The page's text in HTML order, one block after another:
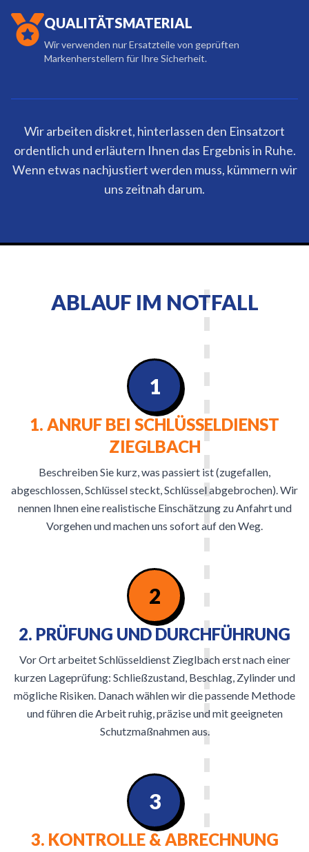
QUALITÄTSMATERIAL
Wir verwenden nur Ersatzteile von geprüften
Markenherstellern für Ihre Sicherheit.
Wir arbeiten diskret, hinterlassen den Einsatzort
ordentlich und erläutern Ihnen das Ergebnis in Ruhe.
Wenn etwas nachjustiert werden muss, kümmern wir
uns zeitnah darum.
ABLAUF IM NOTFALL
1. ANRUF BEI SCHLÜSSELDIENST
ZIEGLBACH
Beschreiben Sie kurz, was passiert ist (zugefallen,
abgeschlossen, Schlüssel steckt, Schlüssel abgebrochen). Wir
nennen Ihnen eine realistische Einschätzung zu Anfahrt und
Vorgehen und machen uns sofort auf den Weg.
1
2
2. PRÜFUNG UND DURCHFÜHRUNG
Vor Ort arbeitet Schlüsseldienst Zieglbach erst nach einer
kurzen Lageprüfung: Schließzustand, Beschlag, Zylinder und
mögliche Risiken. Danach wählen wir die passende Methode
und führen die Arbeit ruhig, präzise und mit geeigneten
Schutzmaßnahmen aus.
3. KONTROLLE & ABRECHNUNG
3